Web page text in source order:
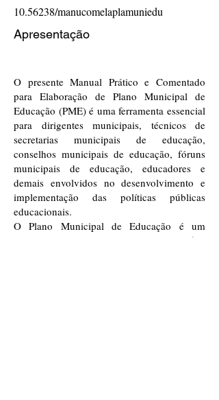
10.56238/manucomelaplamuniedu
Apresentação
O presente Manual Prático e Comentado
para Elaboração de Plano Municipal de
Educação (PME) é uma ferramenta essencial
para dirigentes municipais, técnicos de
secretarias municipais de educação,
conselhos municipais de educação, fóruns
municipais de educação, educadores e
demais envolvidos no desenvolvimento e
implementação das políticas públicas
educacionais.
O Plano Municipal de Educação é um
instrumento que orienta as ações, define